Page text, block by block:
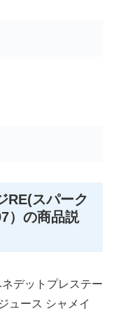
RE(スパーク
）の商品説
デットプレステー
ュース シャメイ